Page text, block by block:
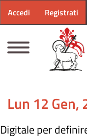
Menu profilo utente
Accedi Registrati
Lun 12 Gen,
Digitale per